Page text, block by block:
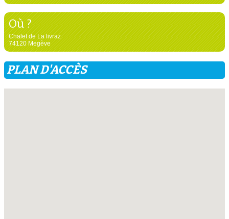
Où ?
Chalet de La livraz
74120 Megève
PLAN D'ACCÈS